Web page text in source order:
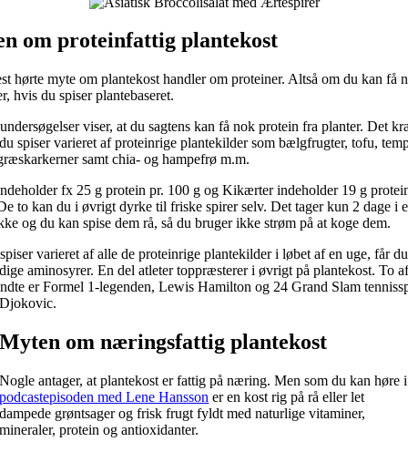
om proteinfattig plantekost
hørte myte om plantekost handler om proteiner. Altså om du kan få
hvis du spiser plantebaseret.
viser, at du sagtens kan få nok protein fra planter. Det
spiser varieret af proteinrige plantekilder som bælgfrugter, tofu,
samt chia- og hampefrø m.m.
fx 25 g protein pr. 100 g og Kikærter indeholder 19 g
to kan du i øvrigt dyrke til friske spirer selv. Det tager kun 2 dage i
og du kan spise dem rå, så du bruger ikke strøm på at koge dem.
varieret af alle de proteinrige plantekilder i løbet af en uge, får
aminosyrer. En del atleter toppræsterer i øvrigt på plantekost. To
er Formel 1-legenden, Lewis Hamilton og 24 Grand Slam
Myten om næringsfattig plantekost
Nogle antager, at plantekost er fattig på næring. Men som du kan høre i
podcastepisoden med Lene Hansson er en kost rig på rå eller let
dampede grøntsager og frisk frugt fyldt med naturlige vitaminer,
mineraler, protein og antioxidanter.